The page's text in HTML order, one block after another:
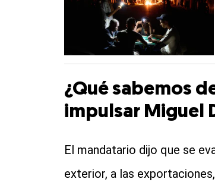
¿Qué sabemos
impulsar Miguel
El mandatario dijo que se
exterior, a las